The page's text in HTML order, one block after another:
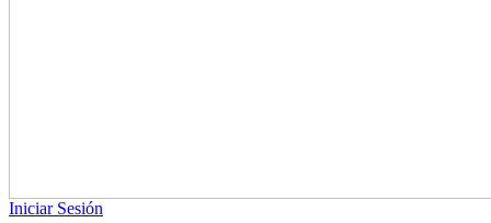
Iniciar Sesión